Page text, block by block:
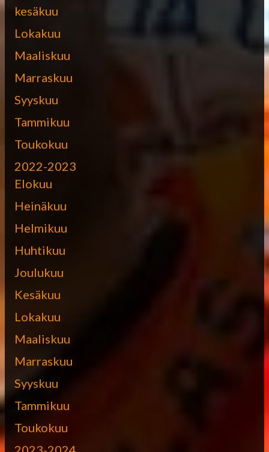
kesäkuu
Lokakuu
Maaliskuu
Marraskuu
Syyskuu
Tammikuu
Toukokuu
2022-2023
Elokuu
Heinäkuu
Helmikuu
Huhtikuu
Joulukuu
Kesäkuu
Lokakuu
Maaliskuu
Marraskuu
Syyskuu
Tammikuu
Toukokuu